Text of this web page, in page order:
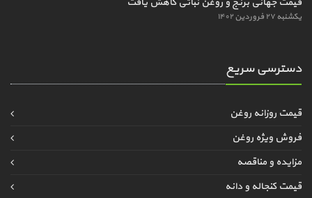
یکشنبه ۲۷ فروردین ۱۴۰۲
دسترسی سریع
قیمت روزانه روغن
فروش ویژه روغن
مزایده و مناقصه
قیمت کنجاله و دانه